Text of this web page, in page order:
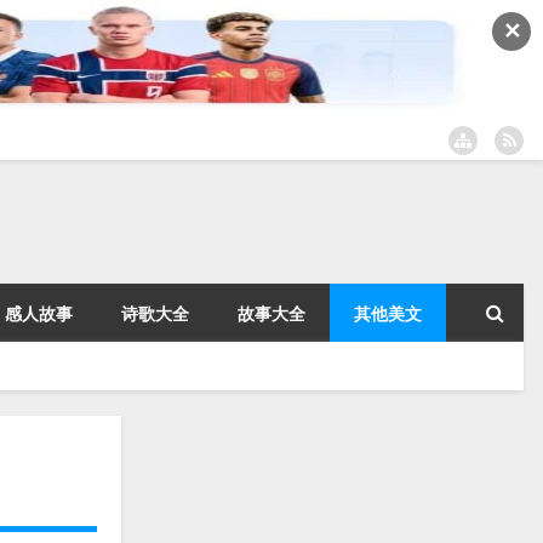
✕
感人故事 诗歌大全 故事大全 其他美文